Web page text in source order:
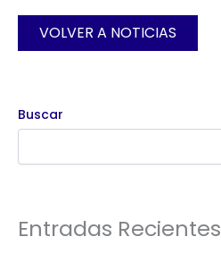
VOLVER A NOTICIAS
Buscar
Entradas Recientes